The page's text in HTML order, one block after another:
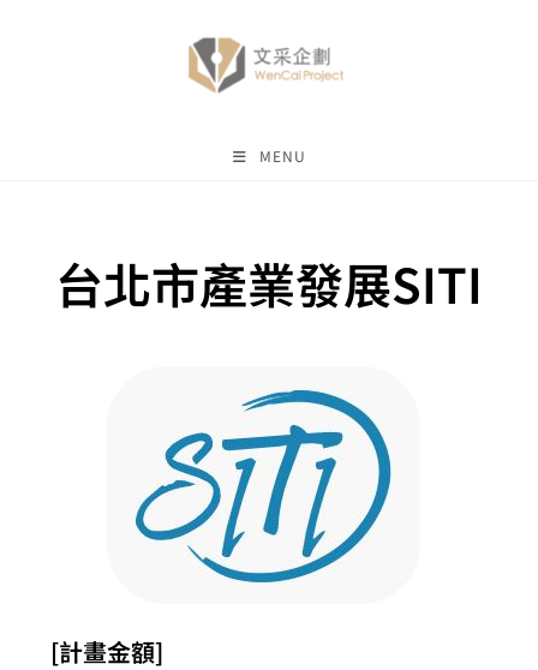
MENU
台北市產業發展SITI
[計畫金額]